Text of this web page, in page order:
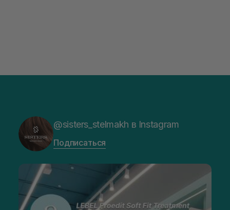
@sisters_stelmakh в Instagram
Подписаться